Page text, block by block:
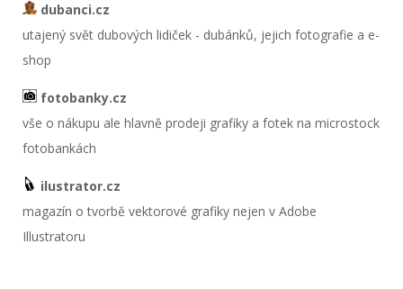
dubanci.cz
utajený svět dubových lidiček - dubánků, jejich fotografie a e-
shop
fotobanky.cz
vše o nákupu ale hlavně prodeji grafiky a fotek na microstock
fotobankách
ilustrator.cz
magazín o tvorbě vektorové grafiky nejen v Adobe
Illustratoru